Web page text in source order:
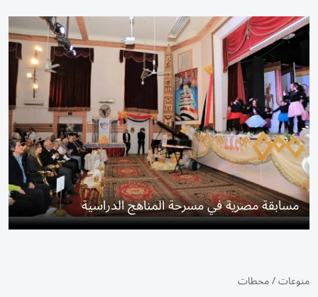
مسابقة مصرية في مسرحة المناهج الدراسية
منوعات/محطات